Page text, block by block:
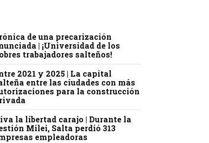
de una precarización
| ¡Universidad de los
trabajadores salteños!
2021 y 2025 | La capital
entre las ciudades con más
para la construcción
la libertad carajo | Durante la
Milei, Salta perdió 313
empleadoras